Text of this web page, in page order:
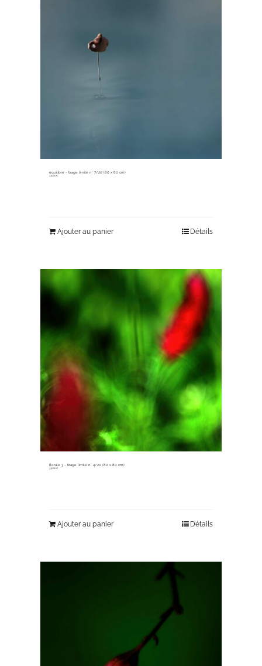
équilibre ~ tirage limité n° 7/20 (80 x 80 cm)
330,00€
Ajouter au panier Détails
florale 3 ~ tirage limité n° 4/20 (80 x 80 cm)
330,00€
Ajouter au panier Détails